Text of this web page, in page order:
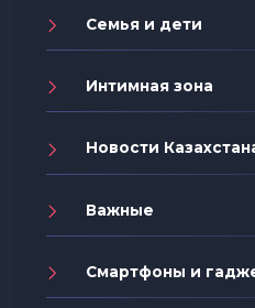
Семья и дети
Интимная зона
Новости
Важные
Смартфоны и